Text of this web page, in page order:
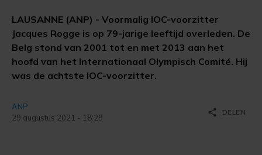
LAUSANNE (ANP) - Voormalig IOC-voorzitter
Jacques Rogge is op 79-jarige leeftijd overleden. De
Belg stond van 2001 tot en met 2013 aan het
hoofd van het Internationaal Olympisch Comité. Hij
was de achtste IOC-voorzitter.
ANP
29 augustus 2021 - 18:29
share DELEN